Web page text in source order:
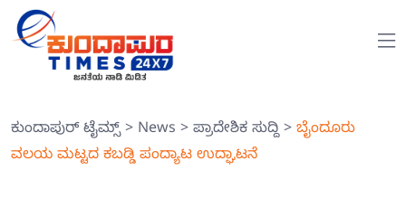
ಕುಂದಾಪುರ್ ಟೈಮ್ಸ್> News > ಪ್ರಾದೇಶಿಕ ಸುದ್ದಿ> ಬೈಂದೂರು
ವಲಯ ಮಟ್ಟದ ಕಬಡ್ಡಿ ಪಂದ್ಯಾಟ ಉದ್ಘಾಟನೆ